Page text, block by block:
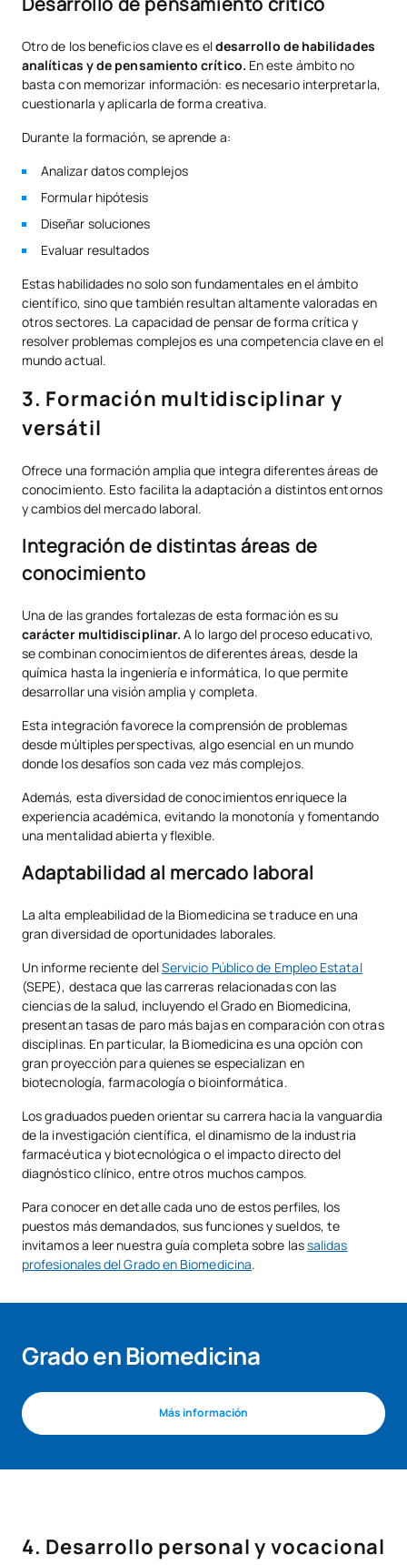
Otro de los beneficios clave es eldesarrollo de habilidades
analíticas y de pensamiento crítico. En este ámbito no
basta con memorizar información: es necesario interpretarla,
cuestionarla y aplicarla de forma creativa.
Durante la formación, se aprende a:
Analizar datos complejos
Formular hipótesis
Diseñar soluciones
Evaluar resultados
Estas habilidades no solo son fundamentales en el ámbito
científico, sino que también resultan altamente valoradas en
otros sectores. La capacidad de pensar de forma crítica y
resolver problemas complejos es una competencia clave en el
mundo actual.
3. Formación multidisciplinar y
versátil
Ofrece una formación amplia que integra diferentes áreas de
conocimiento. Esto facilita la adaptación a distintos entornos
y cambios del mercado laboral.
Integración de distintas áreas de
conocimiento
Una de las grandes fortalezas de esta formación es su
carácter multidisciplinar. A lo largo del proceso educativo,
se combinan conocimientos de diferentes áreas, desde la
química hasta la ingeniería e informática, lo que permite
desarrollar una visión amplia y completa.
Esta integración favorece la comprensión de problemas
desde múltiples perspectivas, algo esencial en un mundo
donde los desafíos son cada vez más complejos.
Además, esta diversidad de conocimientos enriquece la
experiencia académica, evitando la monotonía y fomentando
una mentalidad abierta y flexible.
Adaptabilidad al mercado laboral
La alta empleabilidad de la Biomedicina se traduce en una
gran diversidad de oportunidades laborales.
Un informe reciente delServicio Público de Empleo Estatal
(SEPE), destaca que las carreras relacionadas con las
ciencias de la salud, incluyendo el Grado en Biomedicina,
presentan tasas de paro más bajas en comparación con otras
disciplinas. En particular, la Biomedicina es una opción con
gran proyección para quienes se especializan en
biotecnología, farmacología o bioinformática.
Los graduados pueden orientar su carrera hacia la vanguardia
de la investigación científica, el dinamismo de la industria
farmacéutica y biotecnológica o el impacto directo del
diagnóstico clínico, entre otros muchos campos.
Para conocer en detalle cada uno de estos perfiles, los
puestos más demandados, sus funciones y sueldos, te
invitamos a leer nuestra guía completa sobre lassalidas
profesionales del Grado en Biomedicina.
Grado en Biomedicina
Más información
4. Desarrollo personal y vocacional